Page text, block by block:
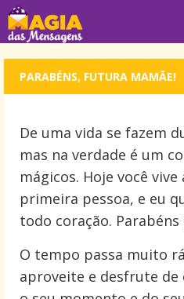
PARABÉNS, FUTURA MAMÃE!
De uma vida se fazem
mas na verdade é um
mágicos. Hoje você
primeira pessoa, e eu
todo coração.
O tempo passa muito
aproveite e desfrute de